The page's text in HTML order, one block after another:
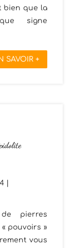
bien que la
signe
SAVOIR +
|
pierres
pouvoirs »
vous